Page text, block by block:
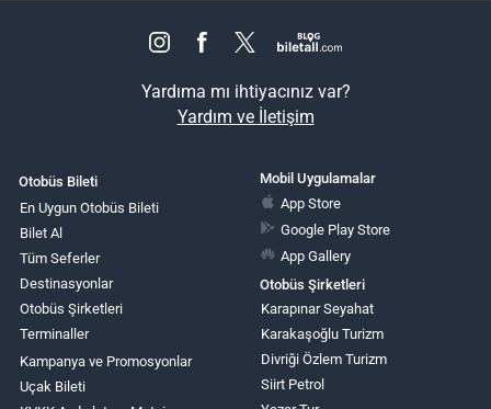
Yardıma mı ihtiyacınız var?
Yardım ve İletişim
Otobüs Bileti
En Uygun Otobüs Bileti
Bilet Al
Tüm Seferler
Destinasyonlar
Otobüs Şirketleri
Terminaller
Kampanya ve Promosyonlar
Uçak Bileti
Mobil Uygulamalar
App Store
Google Play Store
App Gallery
Otobüs Şirketleri
Karapınar Seyahat
Karakaşoğlu Turizm
Divriği Özlem Turizm
Siirt Petrol